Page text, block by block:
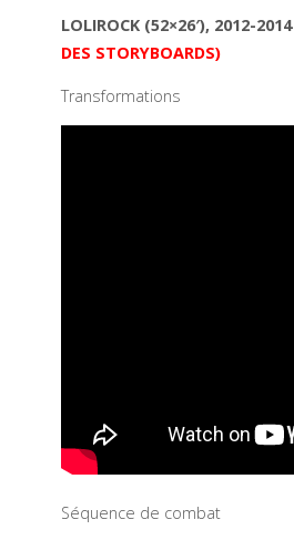
LOLIROCK (52×26′), 2012-2014
DES STORYBOARDS)
Transformations
Séquence de combat